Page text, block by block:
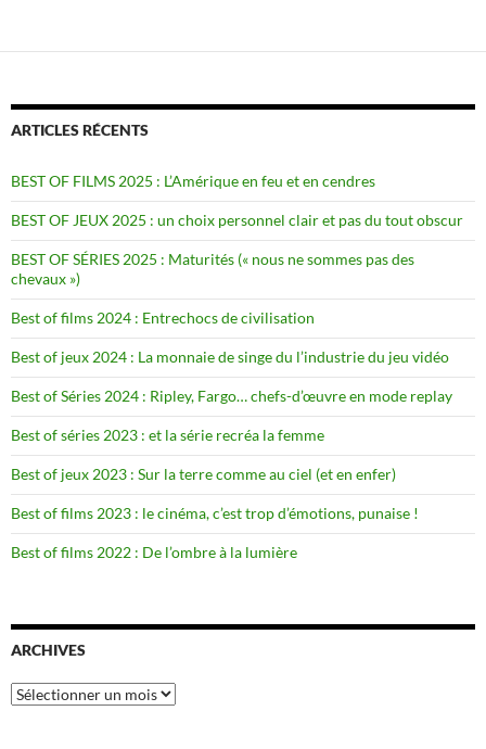
ARTICLES RÉCENTS
BEST OF FILMS 2025 : L’Amérique en feu et en cendres
BEST OF JEUX 2025 : un choix personnel clair et pas du tout obscur
BEST OF SÉRIES 2025 : Maturités (« nous ne sommes pas des
chevaux »)
Best of films 2024 : Entrechocs de civilisation
Best of jeux 2024 : La monnaie de singe du l’industrie du jeu vidéo
Best of Séries 2024 : Ripley, Fargo… chefs-d’œuvre en mode replay
Best of séries 2023 : et la série recréa la femme
Best of jeux 2023 : Sur la terre comme au ciel (et en enfer)
Best of films 2023 : le cinéma, c’est trop d’émotions, punaise !
Best of films 2022 : De l’ombre à la lumière
ARCHIVES
Archives